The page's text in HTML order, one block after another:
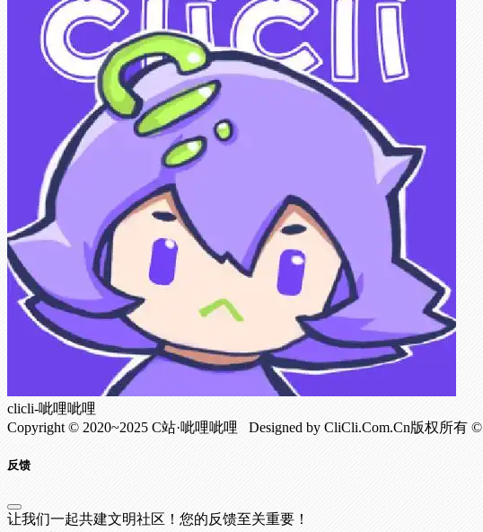
clicli-呲哩呲哩
Copyright © 2020~2025 C站·呲哩呲哩 Designed by CliCli.Com.Cn版权所有 ©
反馈
让我们一起共建文明社区！您的反馈至关重要！